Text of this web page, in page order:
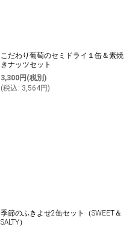
こだわり葡萄のセミドライ１缶＆素焼
きナッツセット
3,300円 (税別)
(税込 : 3,564円)
季節のふきよせ2缶セット（SWEET＆
SALTY）